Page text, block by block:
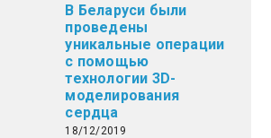
В Беларуси были
проведены
уникальные операции
с помощью
технологии 3D-
моделирования
сердца
18/12/2019